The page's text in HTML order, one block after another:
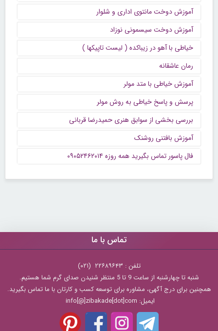
آموزش دوخت مانتوی اداری و شلوار
آموزش دوخت سیسمونی نوزاد
خیاطی با آهو در زیباکده ( لیست تاپیکها )
رمان عاشقانه
آموزش خیاطی با متد مولر
پرسش و پاسخ خیاطی به روش مولر
بررسی بخشی از سوابق هنری حمیدرضا قربانی
آموزش بافتنی روشنک
فال پاسور تماس بگیرید همه روزه ۰۹۰۵۲۴۶۲۰۱۴
تماس با ما
تلفن : ۲۲۶۸۹۶۴۳ (۰۲۱)
شنبه تا چهارشنبه از ساعت 9 تا 5 منتظر شنیدن صدای گرم شما هستیم.
همچنین برای درج آگهی، مشاوره برای توسعه کسب و کارتان با ما تماس بگیرید.
ایمیل: info[@]zibakade[dot]com